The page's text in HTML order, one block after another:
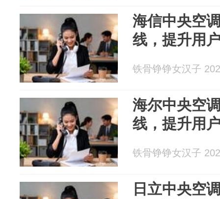
海信中央空
线，提升用
铁骨铮铮女汉子
海尔中央空
线，提升用
铁骨铮铮女汉子
日立中央空